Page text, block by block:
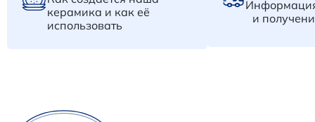
керамика и как её
использовать
и